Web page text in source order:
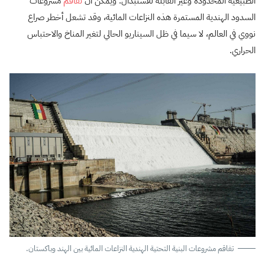
السدود الهندية المستمرة هذه النزاعات المائية، وقد تشعل أخطر صراع
نووي في العالم، لا سيما في ظل السيناريو الحالي لتغير المناخ والاحتباس
الحراري.
تفاقم مشروعات البنية التحتية الهندية النزاعات المائية بين الهند وباكستان.